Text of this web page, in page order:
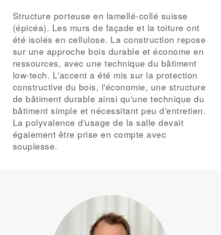
Structure porteuse en lamellé-collé suisse
(épicéa). Les murs de façade et la toiture ont
été isolés en cellulose. La construction repose
sur une approche bois durable et économe en
ressources, avec une technique du bâtiment
low-tech. L'accent a été mis sur la protection
constructive du bois, l'économie, une structure
de bâtiment durable ainsi qu'une technique du
bâtiment simple et nécessitant peu d'entretien.
La polyvalence d'usage de la salle devait
également être prise en compte avec
souplesse.